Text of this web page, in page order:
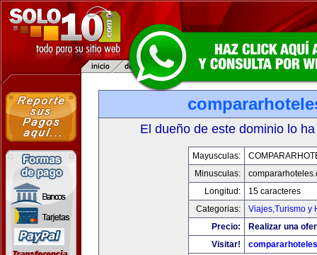
El dueño de este dominio lo
Mayusculas:
Minusculas:
Longitud:
15 caracteres
Categorias:
Viajes,Turismo y
Precio:
Realizar una
Visitar!